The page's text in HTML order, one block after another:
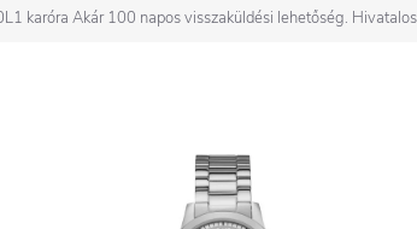
karóra Akár 100 napos visszaküldési lehetőség.